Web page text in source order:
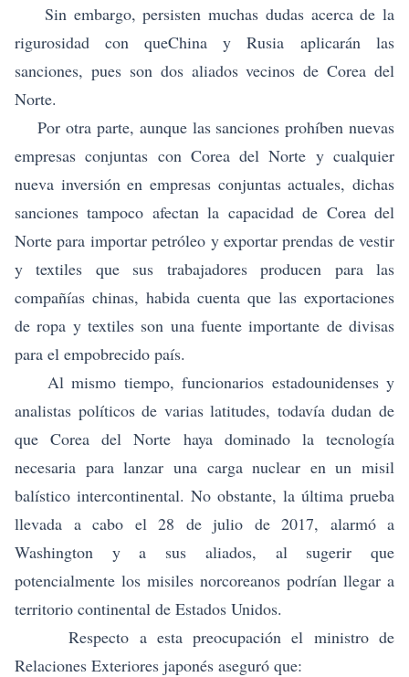
Sin embargo, persisten muchas dudas acerca de la
rigurosidad con queChina y Rusia aplicarán las
sanciones, pues son dos aliados vecinos de Corea del
Norte.
Por otra parte, aunque las sanciones prohíben nuevas
empresas conjuntas con Corea del Norte y cualquier
nueva inversión en empresas conjuntas actuales, dichas
sanciones tampoco afectan la capacidad de Corea del
Norte para importar petróleo y exportar prendas de vestir
y textiles que sus trabajadores producen para las
compañías chinas, habida cuenta que las exportaciones
de ropa y textiles son una fuente importante de divisas
para el empobrecido país.
Al mismo tiempo, funcionarios estadounidenses y
analistas políticos de varias latitudes, todavía dudan de
que Corea del Norte haya dominado la tecnología
necesaria para lanzar una carga nuclear en un misil
balístico intercontinental. No obstante, la última prueba
llevada a cabo el 28 de julio de 2017, alarmó a
Washington y a sus aliados, al sugerir que
potencialmente los misiles norcoreanos podrían llegar a
territorio continental de Estados Unidos.
Respecto a esta preocupación el ministro de
Relaciones Exteriores japonés aseguró que: